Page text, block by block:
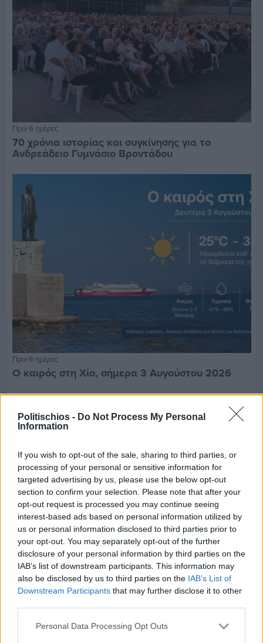
Politischios - Do Not Process My Personal
Information
If you wish to opt-out of the sale, sharing to third parties, or
processing of your personal or sensitive information for
targeted advertising by us, please use the below opt-out
section to confirm your selection. Please note that after your
opt-out request is processed you may continue seeing
interest-based ads based on personal information utilized by
us or personal information disclosed to third parties prior to
your opt-out. You may separately opt-out of the further
disclosure of your personal information by third parties on the
IAB’s list of downstream participants. This information may
also be disclosed by us to third parties on the IAB’s List of
Downstream Participants that may further disclose it to other
Personal Data Processing Opt Outs
Πριν 6 ημέρες
70 χρόνια ιστορίας και συγκίνησης για το
Ανδρεάδειο Γυμνάσιο Βροντάδου
Πριν 6 ημέρες
Ο καιρός στη Χίο, σήμερα 3 Αυγούστου 2026
Μία μικρή αλλά αναγκαία ανάπαυλα για την